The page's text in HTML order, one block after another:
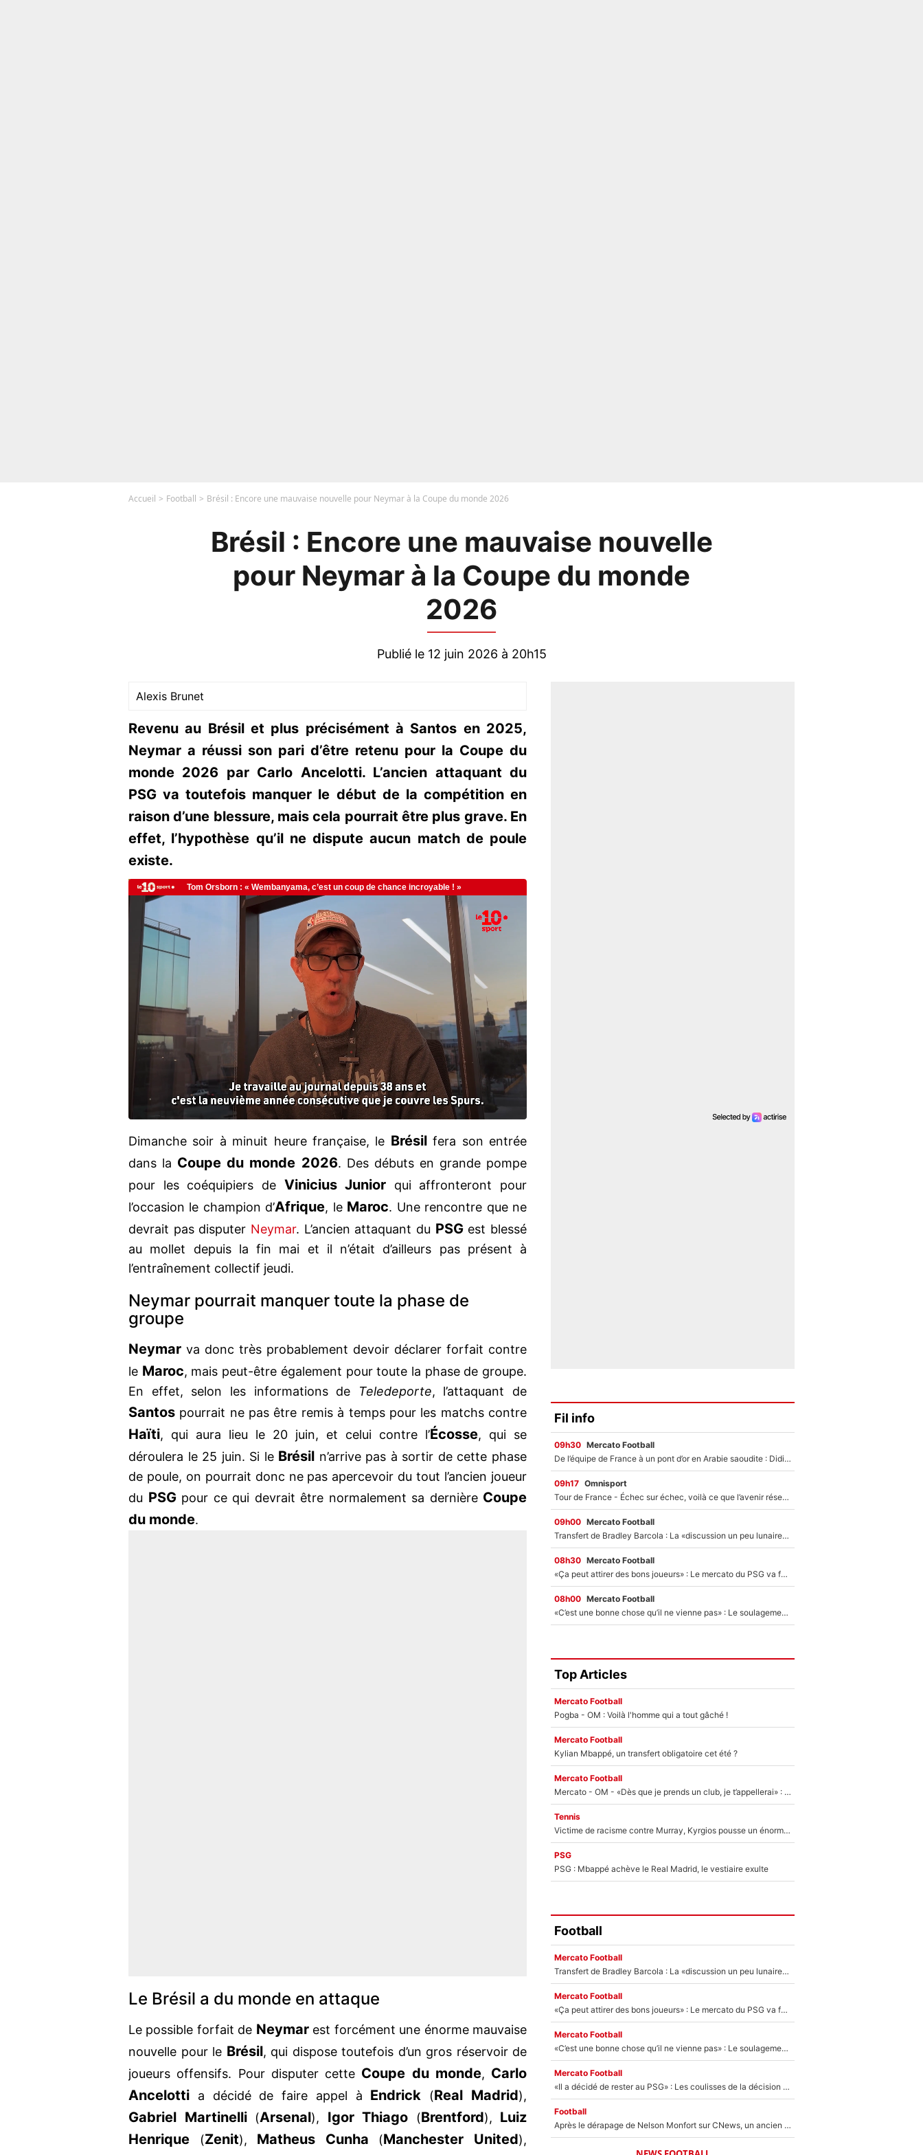
Accueil Football Brésil : Encore une mauvaise nouvelle pour Neymar à la Coupe du monde 2026
Brésil : Encore une mauvaise nouvelle
pour Neymar à la Coupe du monde
2026
Publié le 12 juin 2026 à 20h15
Alexis Brunet
Revenu au Brésil et plus précisément à Santos en 2025,
Neymar a réussi son pari d’être retenu pour la Coupe du
monde 2026 par Carlo Ancelotti. L’ancien attaquant du
PSG va toutefois manquer le début de la compétition en
raison d’une blessure, mais cela pourrait être plus grave. En
effet, l’hypothèse qu’il ne dispute aucun match de poule
existe.
Dimanche soir à minuit heure française, le Brésil fera son entrée
dans la Coupe du monde 2026. Des débuts en grande pompe
pour les coéquipiers de Vinicius Junior qui affronteront pour
l’occasion le champion d’Afrique, le Maroc. Une rencontre que ne
devrait pas disputer Neymar. L’ancien attaquant du PSGest blessé
au mollet depuis la fin mai et il n’était d’ailleurs pas présent à
l’entraînement collectif jeudi.
Neymar pourrait manquer toute la phase de
groupe
Neymar va donc très probablement devoir déclarer forfait contre
le Maroc, mais peut-être également pour toute la phase de groupe.
En effet, selon les informations de
Teledeporte, l’attaquant de
Santos pourrait ne pas être remis à temps pour les matchs contre
Haïti, qui aura lieu le 20 juin, et celui contre l’Écosse, qui se
déroulera le 25 juin. Si le Brésil n’arrive pas à sortir de cette phase
de poule, on pourrait donc ne pas apercevoir du tout l’ancien joueur
du PSGpour ce qui devrait être normalement sa dernière Coupe
du monde.
Le Brésil a du monde en attaque
Le possible forfait de Neymarest forcément une énorme mauvaise
nouvelle pour le Brésil, qui dispose toutefois d’un gros réservoir de
joueurs offensifs. Pour disputer cette Coupe du monde, Carlo
Ancelotti
a décidé de faire appel à Endrick (Real Madrid),
Gabriel Martinelli (Arsenal), Igor Thiago (Brentford), Luiz
Henrique
(Zenit), Matheus Cunha (Manchester United),
Fil info
09h30 Mercato Football
De l’équipe de France à un pont d’or en Arabie saoudite : Didier Deschamps a donné sa réponse !
09h17 Omnisport
Tour de France - Échec sur échec, voilà ce que l’avenir réserve à Paul Seixas : «Tant qu’il y aura un Pogacar comme celui-là...»
09h00 Mercato Football
Transfert de Bradley Barcola : La «discussion un peu lunaire» qui l'a convaincu de quitter le PSG, son entourage est pointé du doigt
08h30 Mercato Football
«Ça peut attirer des bons joueurs» : Le mercato du PSG va faire des victimes dans l'effectif de Luis Enrique ?
08h00 Mercato Football
«C’est une bonne chose qu’il ne vienne pas» : Le soulagement de l'After Foot après le transfert avorté de Yan Diomandé au PSG
Top Articles
Mercato Football
Pogba - OM : Voilà l'homme qui a tout gâché !
Mercato Football
Kylian Mbappé, un transfert obligatoire cet été ?
Mercato Football
Mercato - OM - «Dès que je prends un club, je t’appellerai» : La promesse de Marcelino au moment de claquer la porte
Tennis
Victime de racisme contre Murray, Kyrgios pousse un énorme coup de gueule !
PSG
PSG : Mbappé achève le Real Madrid, le vestiaire exulte
Football
Mercato Football
Transfert de Bradley Barcola : La «discussion un peu lunaire» qui l'a convaincu de quitter le PSG, son entourage est pointé du doigt
Mercato Football
«Ça peut attirer des bons joueurs» : Le mercato du PSG va faire des victimes dans l'effectif de Luis Enrique ?
Mercato Football
«C’est une bonne chose qu’il ne vienne pas» : Le soulagement de l'After Foot après le transfert avorté de Yan Diomandé au PSG
Mercato Football
«Il a décidé de rester au PSG» : Les coulisses de la décision de Lucas Chevalier pour son transfert
Football
Après le dérapage de Nelson Monfort sur CNews, un ancien journaliste de France Télévisions relance la polémique sur les incendies en Gironde